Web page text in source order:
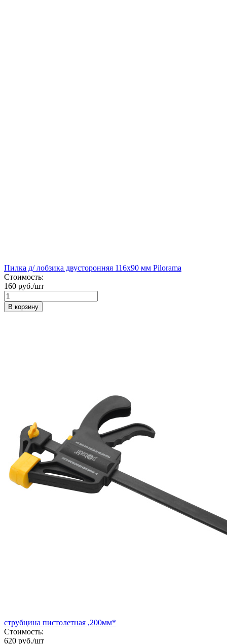
Пилка д/ лобзика двусторонняя 116х90 мм Pilorama
Стоимость:
160 руб./шт
В корзину
струбцина пистолетная ,200мм*
Стоимость:
620 руб./шт